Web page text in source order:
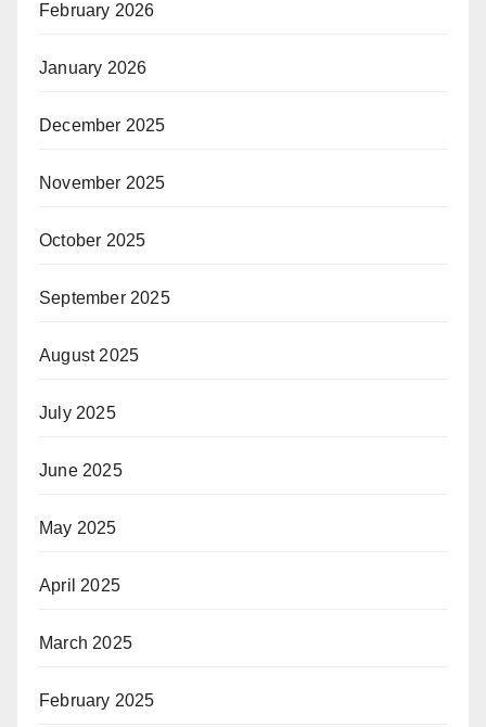
February 2026
January 2026
December 2025
November 2025
October 2025
September 2025
August 2025
July 2025
June 2025
May 2025
April 2025
March 2025
February 2025